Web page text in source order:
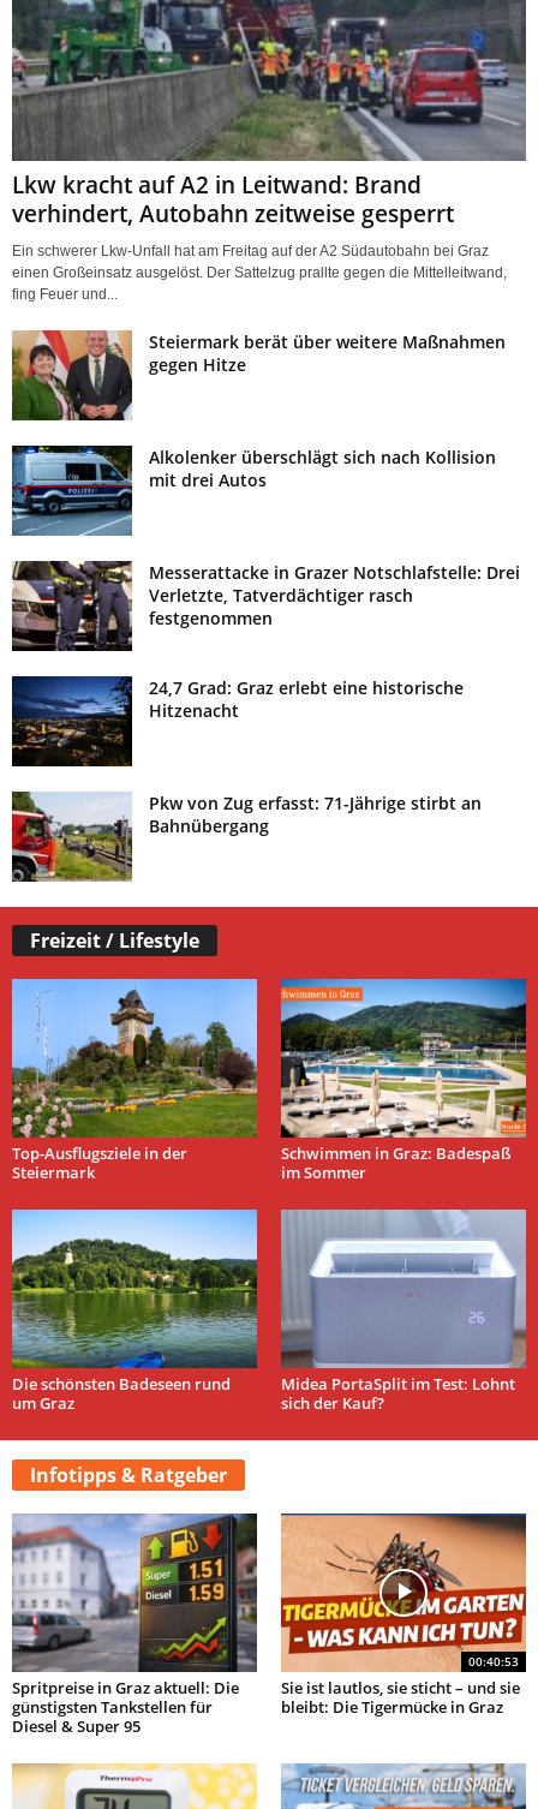
Lkw kracht auf A2 in Leitwand: Brand
verhindert, Autobahn zeitweise gesperrt
Ein schwerer Lkw-Unfall hat am Freitag auf der A2 Südautobahn bei Graz
einen Großeinsatz ausgelöst. Der Sattelzug prallte gegen die Mittelleitwand,
fing Feuer und...
Steiermark berät über weitere Maßnahmen
gegen Hitze
Alkolenker überschlägt sich nach Kollision
mit drei Autos
Messerattacke in Grazer Notschlafstelle: Drei
Verletzte, Tatverdächtiger rasch
festgenommen
24,7 Grad: Graz erlebt eine historische
Hitzenacht
Pkw von Zug erfasst: 71-Jährige stirbt an
Bahnübergang
Freizeit / Lifestyle
Top-Ausflugsziele in der
Steiermark
Schwimmen in Graz: Badespaß
im Sommer
Die schönsten Badeseen rund
um Graz
Midea PortaSplit im Test: Lohnt
sich der Kauf?
Infotipps & Ratgeber
Spritpreise in Graz aktuell: Die
günstigsten Tankstellen für
Diesel & Super 95
00:40:53
Sie ist lautlos, sie sticht – und sie
bleibt: Die Tigermücke in Graz